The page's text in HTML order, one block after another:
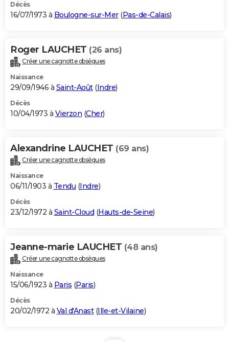
Décès
16/07/1973 à Boulogne-sur-Mer(Pas-de-Calais)
Roger LAUCHET (26 ans)
Créer une cagnotte obsèques
Naissance
29/09/1946 à Saint-Août(Indre)
Décès
10/04/1973 à Vierzon (Cher)
Alexandrine LAUCHET (69 ans)
Créer une cagnotte obsèques
Naissance
06/11/1903 à Tendu (Indre)
Décès
23/12/1972 à Saint-Cloud (Hauts-de-Seine)
Jeanne-marie LAUCHET (48 ans)
Créer une cagnotte obsèques
Naissance
15/06/1923 à Paris (Paris)
Décès
20/02/1972 à Val d'Anast(Ille-et-Vilaine)